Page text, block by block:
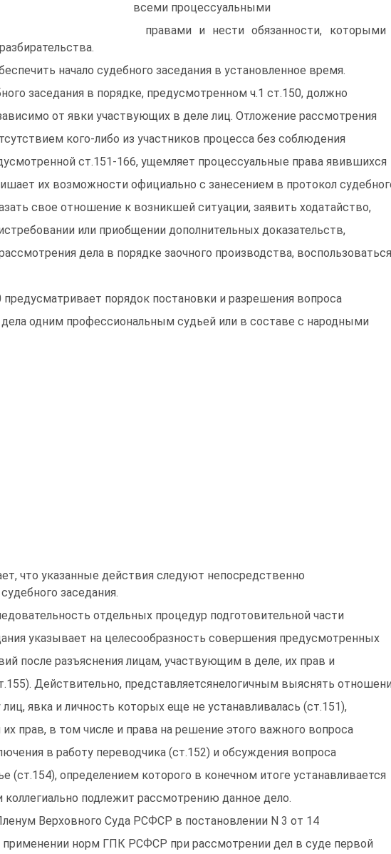
всеми процессуальными
правами и нести обязанности,
начало судебного заседания в установленное время.
заседания в порядке, предусмотренном ч.1 ст.150, должно
от явки участвующих в деле лиц. Отложение рассмотрения
кого-либо из участников процесса без соблюдения
ст.151-166, ущемляет процессуальные права явившихся
их возможности официально с занесением в протокол
свое отношение к возникшей ситуации, заявить ходатайство,
или приобщении дополнительных доказательств,
дела в порядке заочного производства, воспользоваться
предусматривает порядок постановки и разрешения вопроса
одним профессиональным судьей или в составе с народными
что указанные действия следуют непосредственно
заседания.
отдельных процедур подготовительной части
указывает на целесообразность совершения предусмотренных
после разъяснения лицам, участвующим в деле, их прав и
Действительно, представляетсянелогичным выяснять
явка и личность которых еще не устанавливалась (ст.151),
их прав, в том числе и права на решение этого важного вопроса
в работу переводчика (ст.152) и обсуждения вопроса
(ст.154), определением которого в конечном итоге устанавливается
коллегиально подлежит рассмотрению данное дело.
Верховного Суда РСФСР в постановлении N 3 от 14
применении норм ГПК РСФСР при рассмотрении дел в суде первой